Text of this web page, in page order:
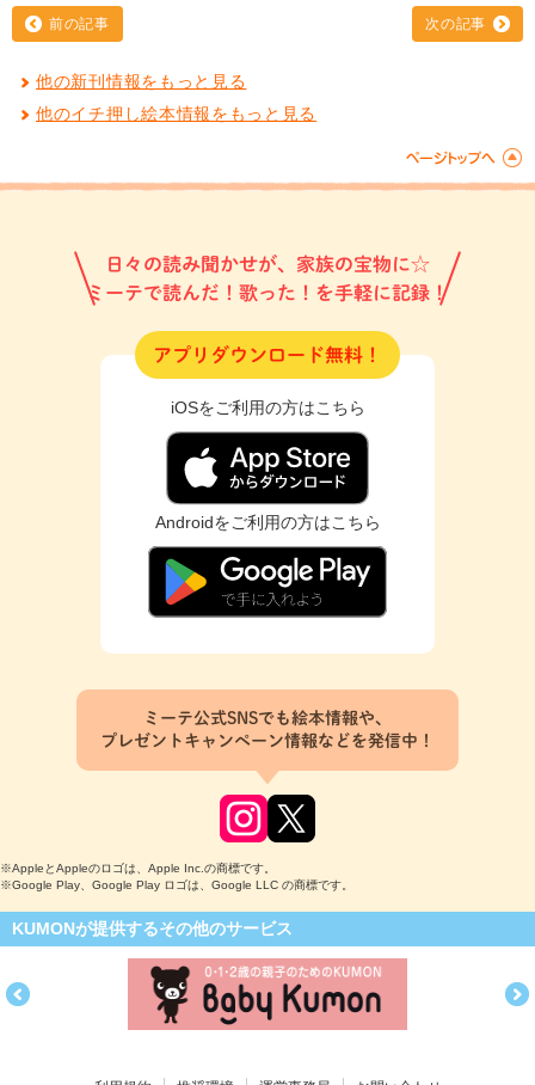
前の記事 次の記事
他の新刊情報をもっと見る
他のイチ押し絵本情報をもっと見る
日々の読み聞かせが、家族の宝物に☆
ミーテで読んだ！歌った！を手軽に記録！
アプリダウンロード無料！
iOSをご利用の方はこちら
Androidをご利用の方はこちら
ミーテ公式SNSでも絵本情報や、
プレゼントキャンペーン情報などを発信中！
※AppleとAppleのロゴは、Apple Inc.の商標です。
※Google Play、Google Play ロゴは、Google LLC の商標です。
KUMONが提供するその他のサービス